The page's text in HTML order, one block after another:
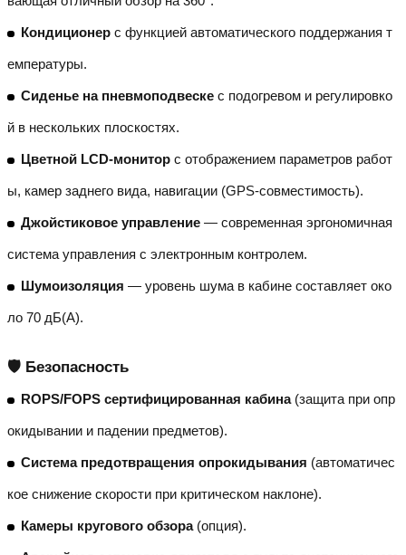
Кондиционер с функцией автоматического поддержания т
емпературы.
Сиденье на пневмоподвеске с подогревом и регулировко
й в нескольких плоскостях.
Цветной LCD-монитор с отображением параметров работ
ы, камер заднего вида, навигации (GPS-совместимость).
Джойстиковое управление — современная эргономичная
система управления с электронным контролем.
Шумоизоляция — уровень шума в кабине составляет око
ло 70 дБ(А).
🛡️ Безопасность
ROPS/FOPS сертифицированная кабина(защита при опр
окидывании и падении предметов).
Система предотвращения опрокидывания (автоматичес
кое снижение скорости при критическом наклоне).
Камеры кругового обзора(опция).